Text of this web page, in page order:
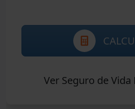
Ver Seguro de Vida